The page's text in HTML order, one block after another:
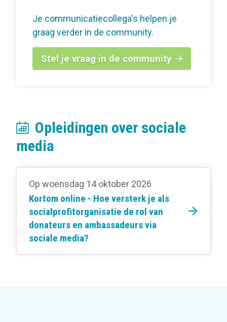
Je communicatiecollega's helpen je
graag verder in de community.
Stel je vraag in de community
Opleidingen over sociale
media
Op woensdag 14 oktober 2026
Kortom online - Hoe versterk je als
socialprofitorganisatie de rol van
donateurs en ambassadeurs via
sociale media?